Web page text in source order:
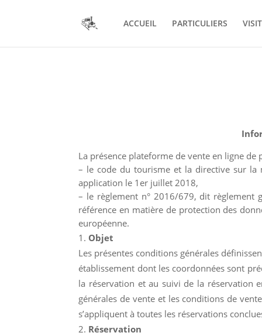
ACCUEIL PARTICULIERS
La présence plateforme de vente en ligne
– le code du tourisme et la directive sur la
application le 1er juillet 2018,
– le règlement n° 2016/679, dit règlement
référence en matière de protection des
européenne.
Objet
Les présentes conditions générales
établissement dont les coordonnées sont
la réservation et au suivi de la réservation
générales de vente et les conditions de
s’appliquent à toutes les réservations
Réservation